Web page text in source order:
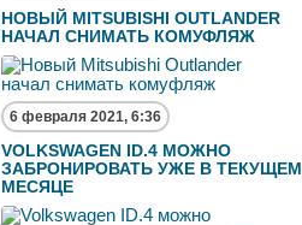
НОВЫЙ MITSUBISHI OUTLANDER
НАЧАЛ СНИМАТЬ КОМУФЛЯЖ
6 февраля 2021, 6:36
VOLKSWAGEN ID.4 МОЖНО
ЗАБРОНИРОВАТЬ УЖЕ В ТЕКУЩЕМ
МЕСЯЦЕ